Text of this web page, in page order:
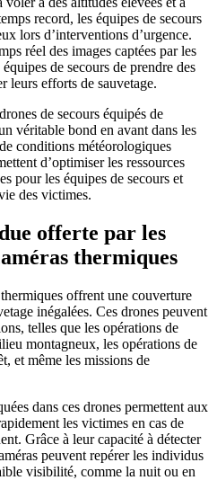
record, les équipes de secours
lors d’interventions d’urgence.
réel des images captées par les
de secours de prendre des
leurs efforts de sauvetage.
de secours équipés de
véritable bond en avant dans les
conditions météorologiques
d’optimiser les ressources
pour les équipes de secours et
des victimes.
offerte par les
thermiques
offrent une couverture
inégalées. Ces drones peuvent
telles que les opérations de
montagneux, les opérations de
et même les missions de
dans ces drones permettent aux
les victimes en cas de
Grâce à leur capacité à détecter
peuvent repérer les individus
visibilité, comme la nuit ou en